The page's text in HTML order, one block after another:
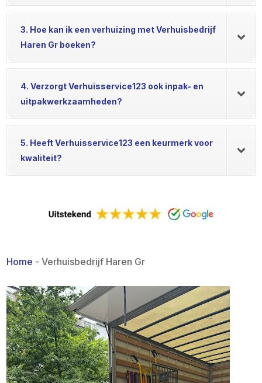
3. Hoe kan ik een verhuizing met Verhuisbedrijf
Haren Gr boeken?
4. Verzorgt Verhuisservice123 ook inpak- en
uitpakwerkzaamheden?
5. Heeft Verhuisservice123 een keurmerk voor
kwaliteit?
Home -Verhuisbedrijf Haren Gr